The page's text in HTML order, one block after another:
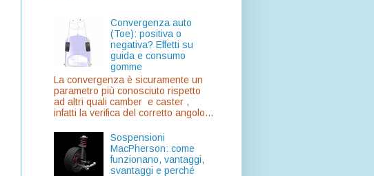
Convergenza auto
(Toe): positiva o
negativa? Effetti su
guida e consumo
gomme
La convergenza è sicuramente un
parametro più conosciuto rispetto
ad altri quali camber e caster ,
infatti la verifica del corretto angolo...
Sospensioni
MacPherson: come
funzionano, vantaggi,
svantaggi e perché